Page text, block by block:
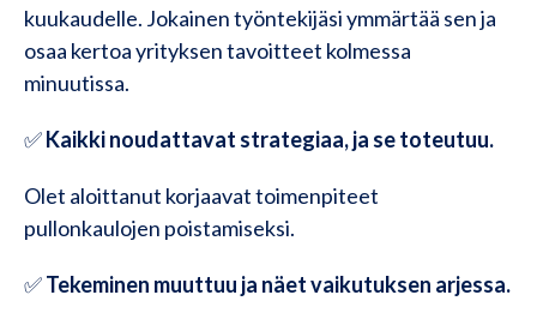
kuukaudelle. Jokainen työntekijäsi ymmärtää sen ja
osaa kertoa yrityksen tavoitteet kolmessa
minuutissa.
✅Kaikki noudattavat strategiaa, ja se toteutuu.
Olet aloittanut korjaavat toimenpiteet
pullonkaulojen poistamiseksi.
✅Tekeminen muuttuu ja näet vaikutuksen arjessa.